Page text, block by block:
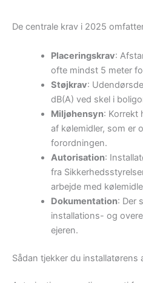
De centrale krav i 2025
Placeringskrav:
ofte mindst 5 meter
Støjkrav:
dB(A) ved skel i
Miljøhensyn: Korrekt
af kølemidler, som er
forordningen.
Autorisation:
fra
arbejde med
Dokumentation: Der
installations- og
ejeren.
Sådan tjekker du installatørens